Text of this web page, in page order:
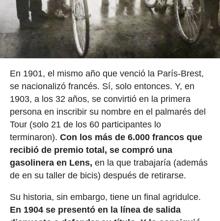
En 1901, el mismo año que venció la París-Brest,
se nacionalizó francés. Sí, solo entonces. Y, en
1903, a los 32 años, se convirtió en la primera
persona en inscribir su nombre en el palmarés del
Tour (solo 21 de los 60 participantes lo
terminaron). Con los más de 6.000 francos que
recibió de premio total, se compró una
gasolinera en Lens, en la que trabajaría (además
de en su taller de bicis) después de retirarse.
Su historia, sin embargo, tiene un final agridulce.
En 1904 se presentó en la línea de salida